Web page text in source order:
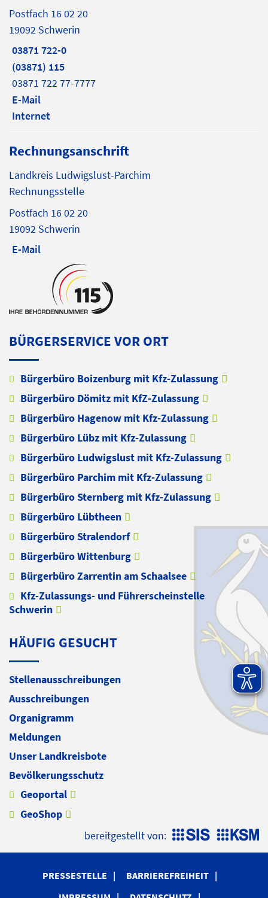
Postfach 16 02 20
19092 Schwerin
03871 722-0
(03871) 115
03871 722 77-7777
E-Mail
Internet
Rechnungsanschrift
Landkreis Ludwigslust-Parchim
Rechnungsstelle
Postfach 16 02 20
19092 Schwerin
E-Mail
BÜRGERSERVICE VOR ORT
Bürgerbüro Boizenburg mit Kfz-Zulassung
Bürgerbüro Dömitz mit KfZ-Zulassung
Bürgerbüro Hagenow mit Kfz-Zulassung
Bürgerbüro Lübz mit Kfz-Zulassung
Bürgerbüro Ludwigslust mit Kfz-Zulassung
Bürgerbüro Parchim mit Kfz-Zulassung
Bürgerbüro Sternberg mit Kfz-Zulassung
Bürgerbüro Lübtheen
Bürgerbüro Stralendorf
Bürgerbüro Wittenburg
Bürgerbüro Zarrentin am Schaalsee
Kfz-Zulassungs- und Führerscheinstelle
Schwerin
HÄUFIG GESUCHT
Stellenausschreibungen
Ausschreibungen
Organigramm
Meldungen
Unser Landkreisbote
Bevölkerungsschutz
Geoportal
GeoShop
bereitgestellt von:
PRESSESTELLE
BARRIEREFREIHEIT